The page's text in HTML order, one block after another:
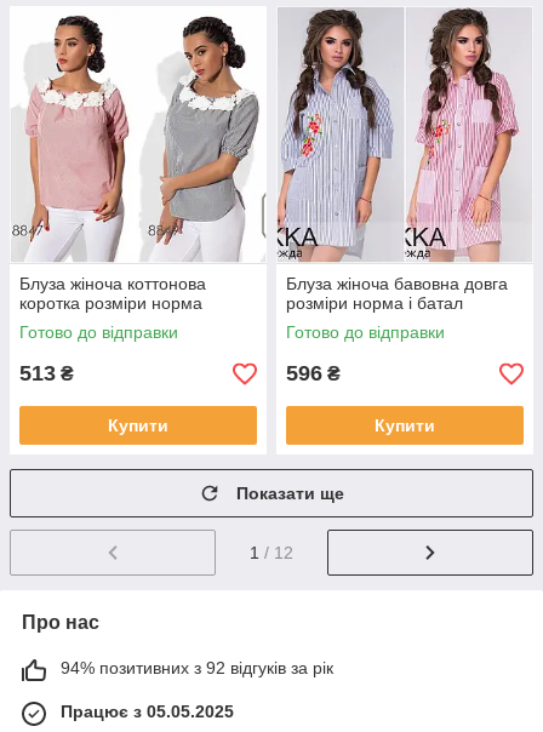
Блуза жіноча коттонова
коротка розміри норма
Готово до відправки
513 ₴
Купити
Блуза жіноча бавовна довга
розміри норма і батал
Готово до відправки
596 ₴
Купити
Показати ще
1 / 12
Про нас
94% позитивних з 92 відгуків за рік
Працює з 05.05.2025